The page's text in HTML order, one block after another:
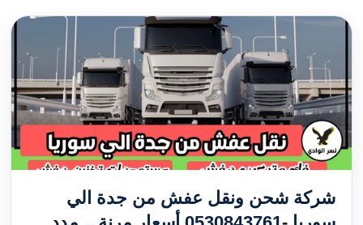
شركة شحن ونقل عفش من جدة الي